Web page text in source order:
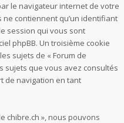
le navigateur internet de votre
contiennent qu’un identifiant
session qui vous sont
phpBB. Un troisième cookie
sujets de « Forum de
sujets que vous avez consultés
de navigation en tant
chibre.ch », nous pouvons